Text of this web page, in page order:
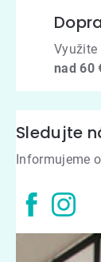
Využite
nad 60
Sledujte
Informujeme